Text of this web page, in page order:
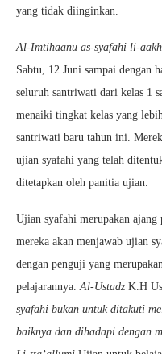
yang tidak diinginkan.
Al-Imtihaanu as-syafahi li-
Sabtu, 12 Juni sampai dengan
seluruh santriwati dari kelas 1
menaiki tingkat kelas yang
santriwati baru tahun ini.
ujian syafahi yang telah
ditetapkan oleh panitia ujian.
Ujian syafahi merupakan
mereka akan menjawab ujian
dengan penguji yang
pelajarannya.Al-Ustadz K.H
syafahi bukan untuk ditakuti
baiknya dan dihadapi dengan